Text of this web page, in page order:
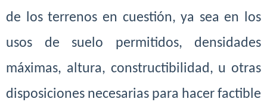
de los terrenos en cuestión, ya sea en los
usos de suelo permitidos, densidades
máximas, altura, constructibilidad, u otras
disposiciones necesarias para hacer factible